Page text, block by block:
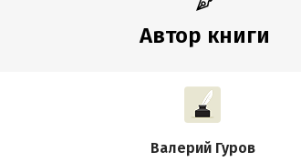
Автор книги
Валерий Гуров